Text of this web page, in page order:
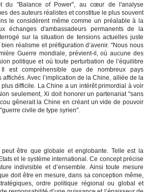
du "Balance of Power", au cœur de l'analyse
des auteurs réalistes et constitue le plus souvent
le considèrent même comme un préalable à la
échanges d'ambassadeurs permanents de la
sur la situation de tensions actuelles juste
réalisme et préfiguration d’avenir. "Nous nous
Guerre mondiale, prévient-il, où aucune des
politique et où toute perturbation de l’équilibre
est compréhensible que de nombreux pays
affichés. Avec l’implication de la Chine, alliée de la
difficile. La Chine a un intérêt primordial à voir
seulement, Xi doit honorer un partenariat "sans
gênerait la Chine en créant un vide de pouvoir
civile de type syrien".
être que globale et englobante. Telle est la
et le système international. Ce concept précise
indivisible et d’ensemble. Ainsi toute mesure
doit être en mesure, dans sa conception même,
ordre politique régional ou global et